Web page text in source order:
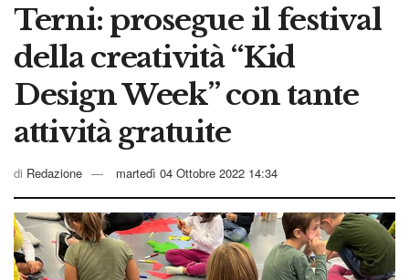
Terni: prosegue il festival
della creatività “Kid
Design Week” con tante
attività gratuite
di Redazione martedì 04 Ottobre 2022 14:34